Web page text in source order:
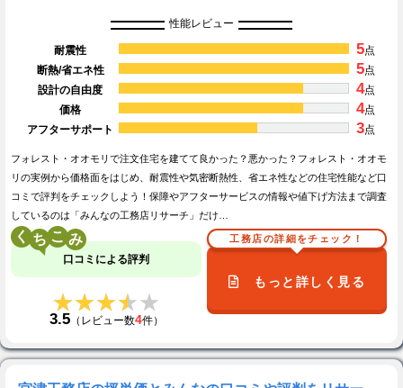
性能レビュー
耐震性 5点
断熱/省エネ性
5点
設計の自由度
4点
価格
4点
アフターサポート
3点
フォレスト・オオモリで注文住宅を建てて良かった？悪かった？フォレスト・オオモ
リの実例から価格面をはじめ、耐震性や気密断熱性、省エネ性などの住宅性能など口
コミで評判をチェックしよう！保障やアフターサービスの情報や値下げ方法まで調査
しているのは「みんなの工務店リサーチ」だけ…
く こ
口コミによる評判
★★★★★
★★★★★
3.5（レビュー数4件）
工務店の詳細をチェック！
もっと詳しく見る